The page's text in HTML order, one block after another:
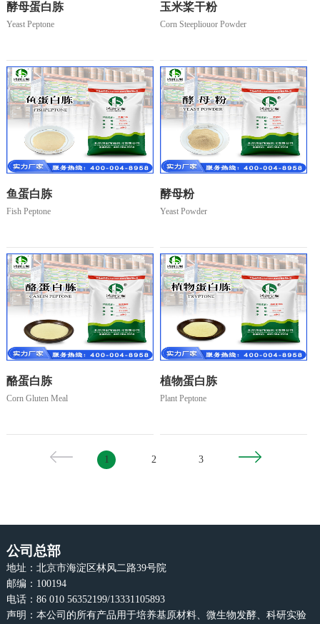
酵母蛋白胨
Yeast Peptone
玉米桨干粉
Corn Steepliouor Powder
鱼蛋白胨
Fish Peptone
酵母粉
Yeast Powder
酪蛋白胨
Corn Gluten Meal
植物蛋白胨
Plant Peptone
1 2 3
公司总部
地址：北京市海淀区林风二路39号院
邮编：100194
电话：86 010 56352199/13331105893
声明：本公司的所有产品用于培养基原材料、微生物发酵、科研实验